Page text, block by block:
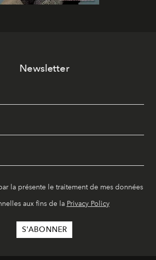
Newsletter
la présente le traitement de mes données
aux fins de la Privacy Policy